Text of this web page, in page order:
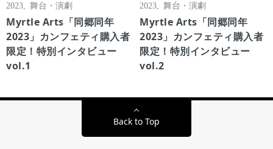
2023
舞台・演劇
Myrtle Arts「同郷同年
2023」カンフェティ購入者
限定！特別インタビュー
vol.1
2023
舞台・演劇
Myrtle Arts「同郷同年
2023」カンフェティ購入者
限定！特別インタビュー
vol.2
Back to Top